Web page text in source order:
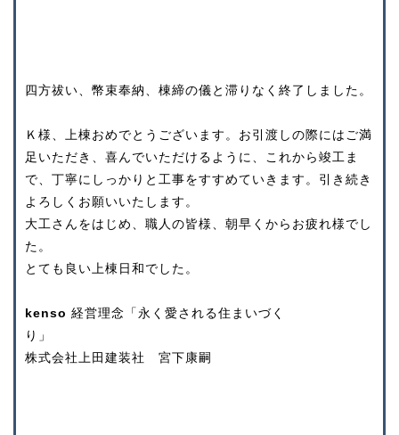
四方祓い、幣束奉納、棟締の儀と滞りなく終了しました。
Ｋ様、上棟おめでとうございます。お引渡しの際にはご満
足いただき、喜んでいただけるように、これから竣工ま
で、丁寧にしっかりと工事をすすめていきます。引き続き
よろしくお願いいたします。
大工さんをはじめ、職人の皆様、朝早くからお疲れ様でし
た。
とても良い上棟日和でした。
kenso 経営理念「永く愛される住まいづく
り
株式会社上田建装社 宮下康嗣